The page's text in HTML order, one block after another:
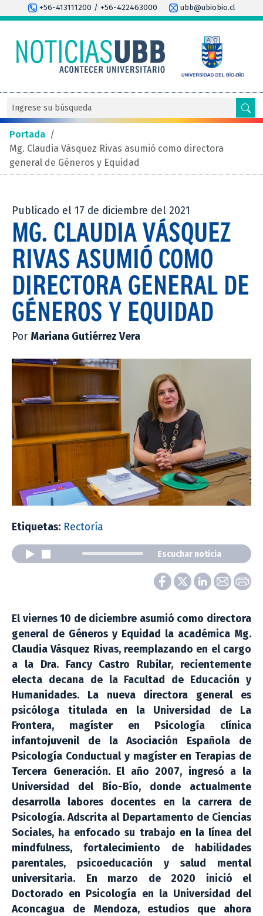
+56-413111200 / +56-422463000 ubb@ubiobio.cl
Portada /
Mg. Claudia Vásquez Rivas asumió como directora
general de Géneros y Equidad
Publicado el 17 de diciembre del 2021
MG. CLAUDIA VÁSQUEZ
RIVAS ASUMIÓ COMO
DIRECTORA GENERAL DE
GÉNEROS Y EQUIDAD
Por Mariana Gutiérrez Vera
Etiquetas: Rectoría
Escuchar noticia
El viernes 10 de diciembre asumió como directora
general de Géneros y Equidad la académica Mg.
Claudia Vásquez Rivas, reemplazando en el cargo
a la Dra. Fancy Castro Rubilar, recientemente
electa decana de la Facultad de Educación y
Humanidades. La nueva directora general es
psicóloga titulada en la Universidad de La
Frontera, magíster en Psicología clínica
infantojuvenil de la Asociación Española de
Psicología Conductual y magíster en Terapias de
Tercera Generación. El año 2007, ingresó a la
Universidad del Bío-Bío, donde actualmente
desarrolla labores docentes en la carrera de
Psicología. Adscrita al Departamento de Ciencias
Sociales, ha enfocado su trabajo en la línea del
mindfulness, fortalecimiento de habilidades
parentales, psicoeducación y salud mental
universitaria.
En marzo de 2020 inició el
Doctorado en Psicología en la Universidad del
Aconcagua de Mendoza, estudios que ahora